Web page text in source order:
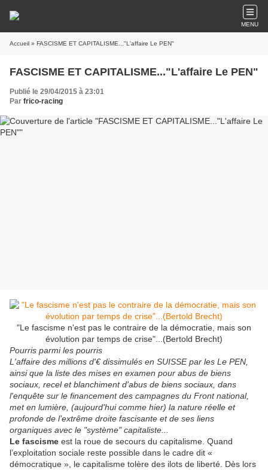
MENU
Accueil » FASCISME ET CAPITALISME..."L'affaire Le PEN"
FASCISME ET CAPITALISME..."L'affaire Le PEN"
Publié le 29/04/2015 à 23:01
Par frico-racing
"Le fascisme n'est pas le contraire de la démocratie, mais son
évolution par temps de crise"...(Bertold Brecht)
Pourris parmi les pourris
L'affaire des millions d'€ dissimulés en SUISSE par les Le PEN,
ainsi que la liste des mises en examen pour abus de biens
sociaux, recel et blanchiment d'abus de biens sociaux, dans
l'enquête sur le financement des campagnes du Front national,
met en lumière, (aujourd'hui comme hier) la nature réelle et
profonde de l’extrême droite fascisante et de ses liens
organiques avec le "système" capitaliste...
Le fascisme est la roue de secours du capitalisme. Quand
l’exploitation sociale reste possible dans le cadre dit «
démocratique », le capitalisme tolère des ilots de liberté. Dès lors